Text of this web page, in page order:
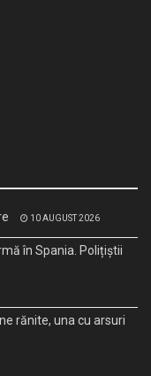
10 AUGUST 2026
în Spania. Polițiștii
rănite, una cu arsuri